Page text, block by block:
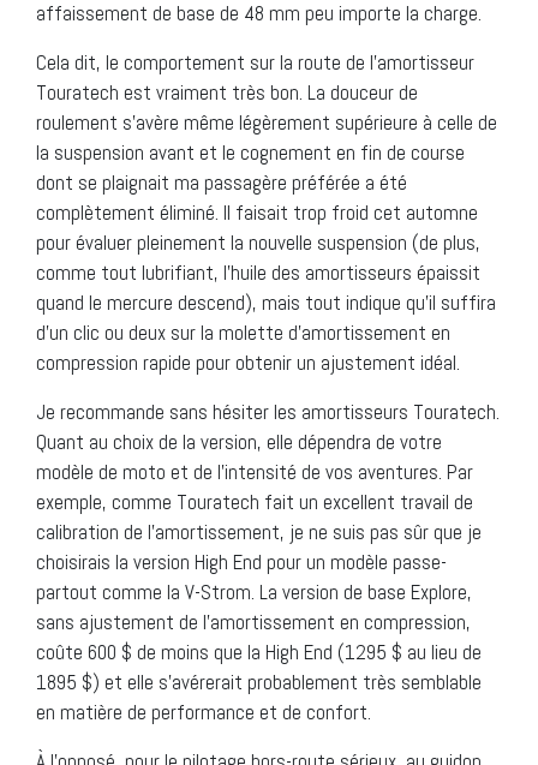
affaissement de base de 48 mm peu importe la charge.
Cela dit, le comportement sur la route de l’amortisseur
Touratech est vraiment très bon. La douceur de
roulement s’avère même légèrement supérieure à celle de
la suspension avant et le cognement en fin de course
dont se plaignait ma passagère préférée a été
complètement éliminé. Il faisait trop froid cet automne
pour évaluer pleinement la nouvelle suspension (de plus,
comme tout lubrifiant, l’huile des amortisseurs épaissit
quand le mercure descend), mais tout indique qu’il suffira
d’un clic ou deux sur la molette d’amortissement en
compression rapide pour obtenir un ajustement idéal.
Je recommande sans hésiter les amortisseurs Touratech.
Quant au choix de la version, elle dépendra de votre
modèle de moto et de l’intensité de vos aventures. Par
exemple, comme Touratech fait un excellent travail de
calibration de l’amortissement, je ne suis pas sûr que je
choisirais la version High End pour un modèle passe-
partout comme la V-Strom. La version de base Explore,
sans ajustement de l’amortissement en compression,
coûte 600 $ de moins que la High End (1295 $ au lieu de
1895 $) et elle s’avérerait probablement très semblable
en matière de performance et de confort.